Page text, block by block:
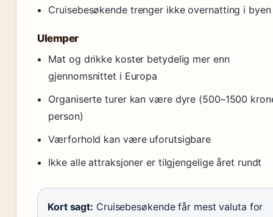
Cruisebesøkende trenger ikke overnatting i byen
Ulemper
Mat og drikke koster betydelig mer enn
gjennomsnittet i Europa
Organiserte turer kan være dyre (500–1500
person)
Værforhold kan være uforutsigbare
Ikke alle attraksjoner er tilgjengelige året rundt
Kort sagt: Cruisebesøkende får mest valuta for